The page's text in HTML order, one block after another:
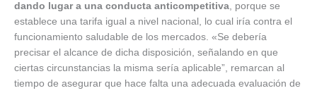
dando lugar a una conducta anticompetitiva, porque se
establece una tarifa igual a nivel nacional, lo cual iría contra el
funcionamiento saludable de los mercados. «Se debería
precisar el alcance de dicha disposición, señalando en que
ciertas circunstancias la misma sería aplicable”, remarcan al
tiempo de asegurar que hace falta una adecuada evaluación de